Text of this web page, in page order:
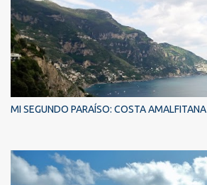
MI SEGUNDO PARAÍSO: COSTA AMALFITANA